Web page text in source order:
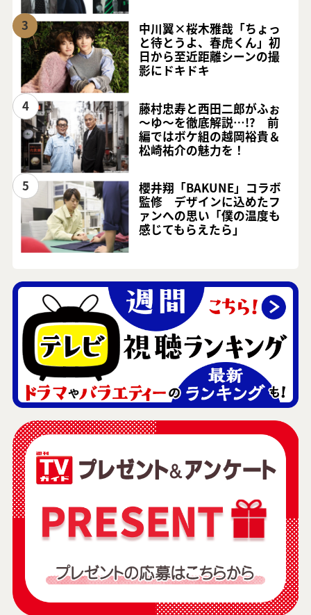
3
中川翼×桜木雅哉「ちょっ
と待とうよ、春虎くん」初
日から至近距離シーンの撮
影にドキドキ
4
藤村忠寿と西田二郎がふぉ
～ゆ～を徹底解説…!? 前
編ではボケ組の越岡裕貴＆
松崎祐介の魅力を！
5
櫻井翔「BAKUNE」コラボ
監修 デザインに込めたフ
ァンへの思い「僕の温度も
感じてもらえたら」